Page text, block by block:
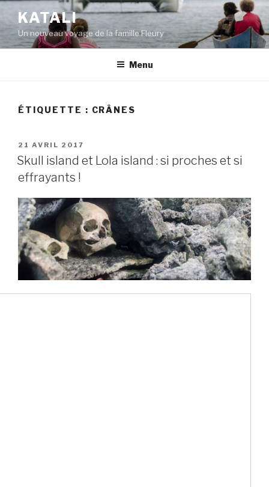
au
contenu
principal
KATALI
Un nouveau voyage de la famille Fleury
Menu
ÉTIQUETTE : CRÂNES
PUBLIÉ
LE
21 AVRIL 2017
Skull island et Lola island : si proches et si
effrayants !